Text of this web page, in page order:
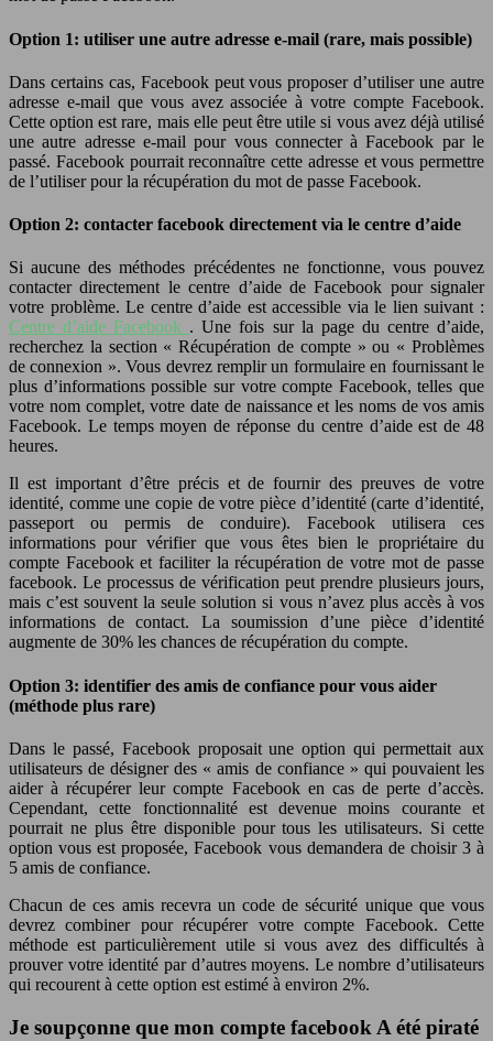
Option 1: utiliser une autre adresse e-mail (rare, mais possible)
Dans certains cas, Facebook peut vous proposer d’utiliser une autre
adresse e-mail que vous avez associée à votre compte Facebook.
Cette option est rare, mais elle peut être utile si vous avez déjà utilisé
une autre adresse e-mail pour vous connecter à Facebook par le
passé. Facebook pourrait reconnaître cette adresse et vous permettre
de l’utiliser pour la récupération du mot de passe Facebook.
Option 2: contacter facebook directement via le centre d’aide
Si aucune des méthodes précédentes ne fonctionne, vous pouvez
contacter directement le centre d’aide de Facebook pour signaler
votre problème. Le centre d’aide est accessible via le lien suivant :
Centre d’aide Facebook . Une fois sur la page du centre d’aide,
recherchez la section « Récupération de compte » ou « Problèmes
de connexion ». Vous devrez remplir un formulaire en fournissant le
plus d’informations possible sur votre compte Facebook, telles que
votre nom complet, votre date de naissance et les noms de vos amis
Facebook. Le temps moyen de réponse du centre d’aide est de 48
heures.
Il est important d’être précis et de fournir des preuves de votre
identité, comme une copie de votre pièce d’identité (carte d’identité,
passeport ou permis de conduire). Facebook utilisera ces
informations pour vérifier que vous êtes bien le propriétaire du
compte Facebook et faciliter la récupération de votre mot de passe
facebook. Le processus de vérification peut prendre plusieurs jours,
mais c’est souvent la seule solution si vous n’avez plus accès à vos
informations de contact. La soumission d’une pièce d’identité
augmente de 30% les chances de récupération du compte.
Option 3: identifier des amis de confiance pour vous aider
(méthode plus rare)
Dans le passé, Facebook proposait une option qui permettait aux
utilisateurs de désigner des « amis de confiance » qui pouvaient les
aider à récupérer leur compte Facebook en cas de perte d’accès.
Cependant, cette fonctionnalité est devenue moins courante et
pourrait ne plus être disponible pour tous les utilisateurs. Si cette
option vous est proposée, Facebook vous demandera de choisir 3 à
5 amis de confiance.
Chacun de ces amis recevra un code de sécurité unique que vous
devrez combiner pour récupérer votre compte Facebook. Cette
méthode est particulièrement utile si vous avez des difficultés à
prouver votre identité par d’autres moyens. Le nombre d’utilisateurs
qui recourent à cette option est estimé à environ 2%.
Je soupçonne que mon compte facebook A été piraté